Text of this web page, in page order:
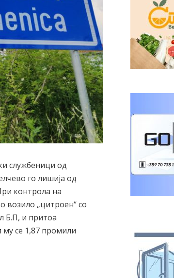
службеници од
го лишија од
контрола на
возило „цитроен“ со
Б.П, и притоа
му се 1,87 промили